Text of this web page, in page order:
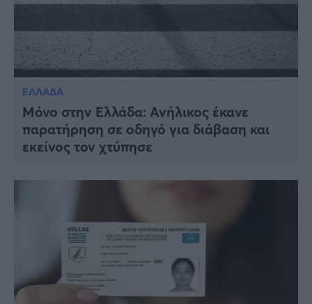
ΕΛΛΑΔΑ
Μόνο στην Ελλάδα: Ανήλικος έκανε
παρατήρηση σε οδηγό για διάβαση και
εκείνος τον χτύπησε